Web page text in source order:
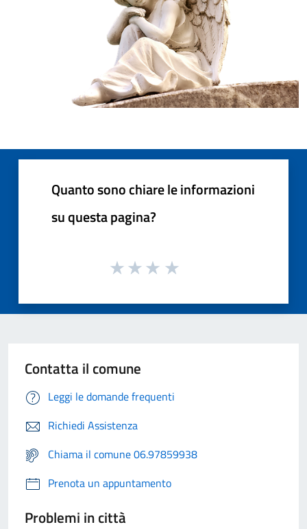
Quanto sono chiare le informazioni
su questa pagina?
Contatta il comune
Leggi le domande frequenti
Richiedi Assistenza
Chiama il comune 06.97859938
Prenota un appuntamento
Problemi in città